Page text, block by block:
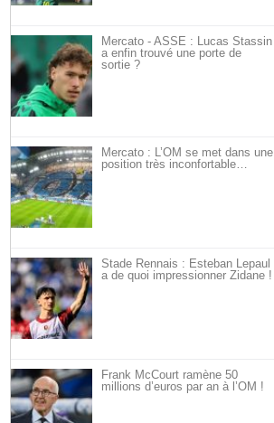
Mercato - ASSE : Lucas Stassin
a enfin trouvé une porte de
sortie ?
Mercato : L’OM se met dans une
position très inconfortable…
Stade Rennais : Esteban Lepaul
a de quoi impressionner Zidane !
Frank McCourt ramène 50
millions d’euros par an à l’OM !